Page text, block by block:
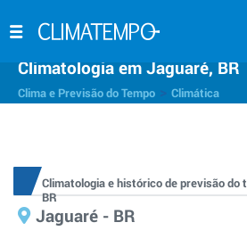
Climatologia em Jaguaré, BR
Clima e Previsão do Tempo Climática
Climatologia e histórico de previsão do
BR
Jaguaré - BR